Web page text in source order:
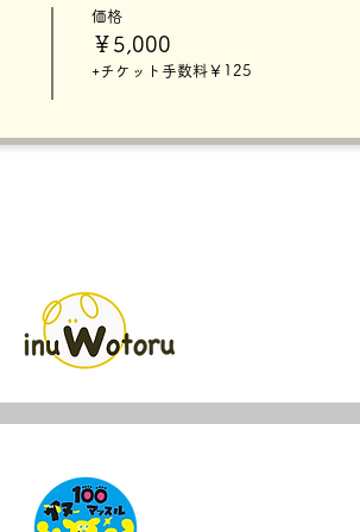
価格
￥5,000
+チケット手数料￥125